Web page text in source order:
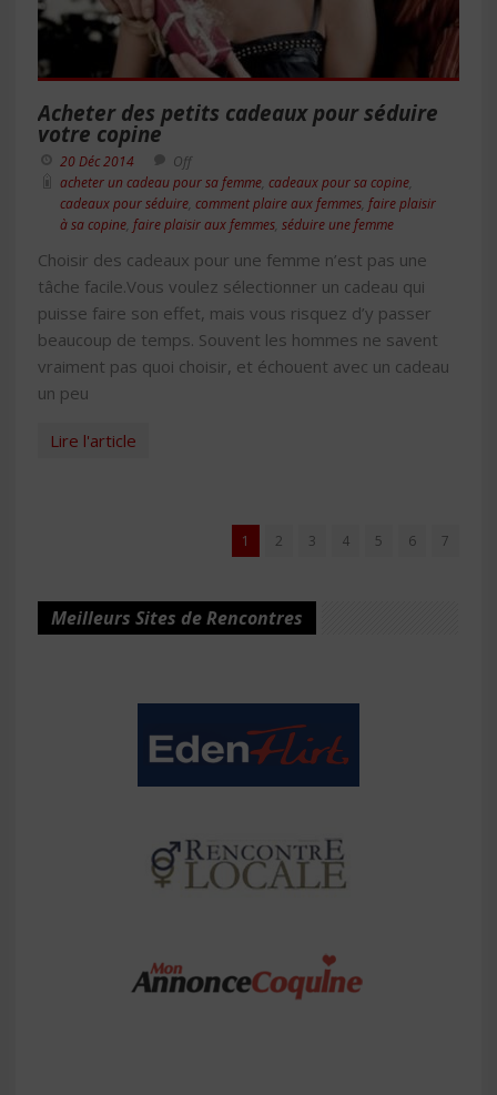
Acheter des petits cadeaux pour séduire
votre copine
20 Déc 2014
Off
acheter un cadeau pour sa femme cadeaux pour sa copine
cadeaux pour séduire comment plaire aux femmes faire plaisir
à sa copine faire plaisir aux femmes séduire une femme
Choisir des cadeaux pour une femme n’est pas une
tâche facile.Vous voulez sélectionner un cadeau qui
puisse faire son effet, mais vous risquez d’y passer
beaucoup de temps. Souvent les hommes ne savent
vraiment pas quoi choisir, et échouent avec un cadeau
un peu
Lire l'article
1 2 3 4 5 6 7
Meilleurs Sites de Rencontres